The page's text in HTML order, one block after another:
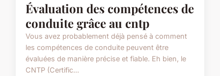
Évaluation des compétences de
conduite grâce au cntp
Vous avez probablement déjà pensé à comment
les compétences de conduite peuvent être
évaluées de manière précise et fiable. Eh bien, le
CNTP (Certific...